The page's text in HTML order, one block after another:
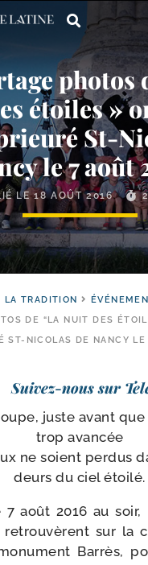
photos
étoiles »
St-​
le 7 août
LE18 AOÛT 2016
LA TRADITION
DE “LA NUIT DES
ST-NICOLAS DE NANCY
Suivez-nous sur
juste avant
trop avan­cée
ne soient per­dus
deurs du ciel étoilé.
7 août 2016 au soir,
sur la
Barrès,